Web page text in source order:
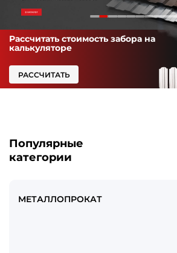
Рассчитать стоимость забора на
калькуляторе
РАССЧИТАТЬ
Популярные
категории
МЕТАЛЛОПРОКАТ